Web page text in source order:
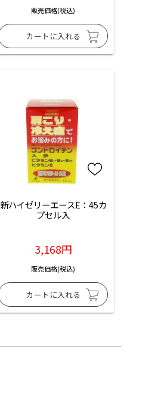
販売価格(税込)
新ハイゼリーエースE：45カ
プセル入
3,168円
販売価格(税込)